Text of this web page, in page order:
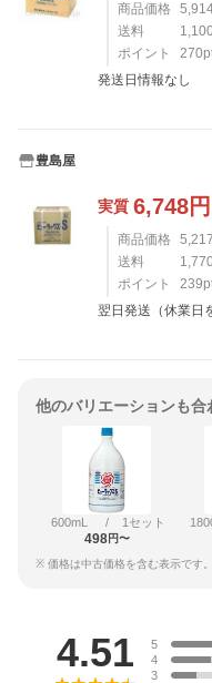
商品価格
送料
1,100
ポイント
270
発送日情報なし
豊島屋
実質 6,748円
商品価格 5,217
送料
1,770
ポイント
239
翌日発送（休業日
他のバリエーションも合
600mL / 1セット
498円〜
※ 価格は中古価格を含む表示です。
4.51
5
4
3